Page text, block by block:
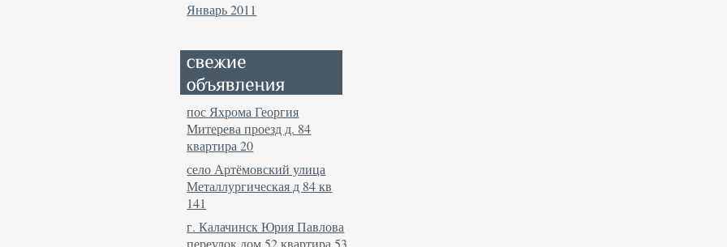
Январь 2011
пос Яхрома Георгия
Митерева проезд д. 84
квартира 20
село Артёмовский улица
Металлургическая д 84 кв
141
г. Калачинск Юрия Павлова
переулок дом 52 квартира 53